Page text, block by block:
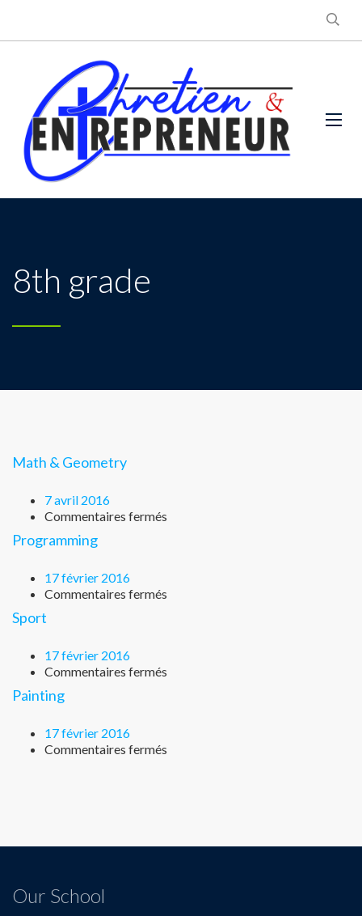
8th grade
Math & Geometry
7 avril 2016
Commentaires fermés
Programming
17 février 2016
Commentaires fermés
Sport
17 février 2016
Commentaires fermés
Painting
17 février 2016
Commentaires fermés
Our School